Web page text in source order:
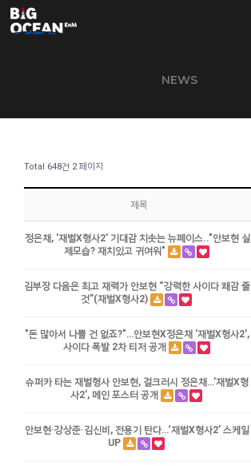
NEWS
Total 648건 2 페이지
제목
정은채, '재벌X형사2' 기대감 치솟는 뉴페이스.."안보현 실
제모습? 재치있고 귀여워"
김부장 다음은 최고 재력가 안보현 “강력한 사이다 쾌감 줄
것”(재벌X형사2)
"돈 많아서 나쁠 건 없죠?"…안보현X정은채 '재벌X형사2',
사이다 폭발 2차 티저 공개
슈퍼카 타는 재벌형사 안보현, 걸크러시 정은채…'재벌X형
사2', 메인 포스터 공개
안보현·강상준·김신비, 전용기 탄다…‘재벌X형사2’ 스케일
UP